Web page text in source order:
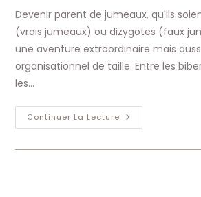
la
publication :
Devenir parent de jumeaux, qu'ils
(vrais jumeaux) ou dizygotes (faux
une aventure extraordinaire mais
organisationnel de taille. Entre les
les…
Continuer La Lecture Organisation
Quotidienne
Des